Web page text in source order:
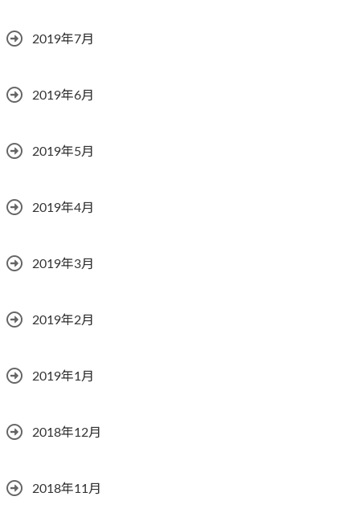
2019年7月
2019年6月
2019年5月
2019年4月
2019年3月
2019年2月
2019年1月
2018年12月
2018年11月